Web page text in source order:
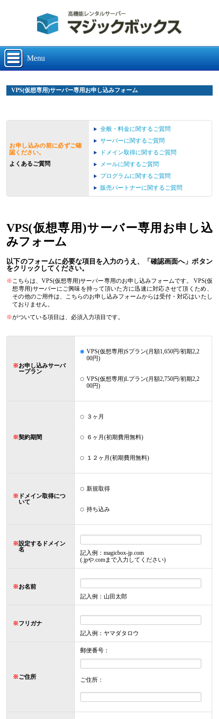
Menu
VPS(仮想専用)サーバー専用お申し込みフォーム
お申し込みの前に必ずご確
認ください。
よくあるご質問
全般・料金に関するご質問
サーバーに関するご質問
ドメイン取得に関するご質問
メールに関するご質問
プログラムに関するご質問
販売パートナーに関するご質問
VPS(仮想専用)サーバー専用お申し込
みフォーム
以下のフォームに必要な項目を入力のうえ、「確認画面へ」ボタン
をクリックしてください。
※ こちらは、VPS(仮想専用)サーバー専用のお申し込みフォームです。 VPS(仮
想専用)サーバーにご興味を持って頂いた方に迅速に対応させて頂くため、
その他のご用件は、こちらのお申し込みフォームからは受付・対応はいたし
ておりません。
※がついている項目は、必須入力項目です。
※お申し込みサーバ
ープラン
VPS(仮想専用)Sプラン(月額1,650円/初期2,2
00円)
VPS(仮想専用)Lプラン(月額2,750円/初期2,2
00円)
※契約期間
３ヶ月
６ヶ月(初期費用無料)
１２ヶ月(初期費用無料)
※ ドメイン取得につ
いて
新規取得
持ち込み
※設定するドメイン
名
記入例：magicbox-jp.com
(.jpや.comまで入力してください)
※お名前
記入例：山田太郎
※フリガナ
記入例：ヤマダタロウ
※ご住所
郵便番号：
ご住所：